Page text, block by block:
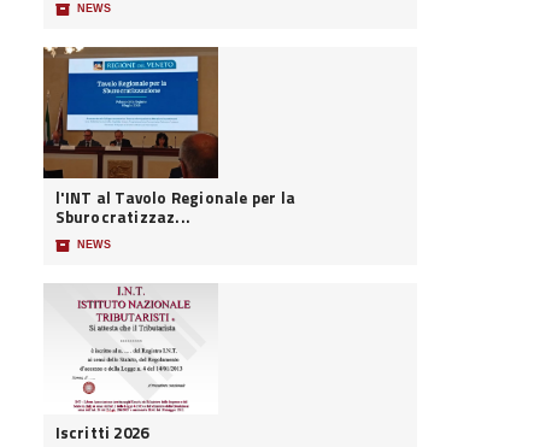
📦 NEWS
l'INT al Tavolo Regionale per la
Sburocratizzaz...
📦 NEWS
Iscritti 2026